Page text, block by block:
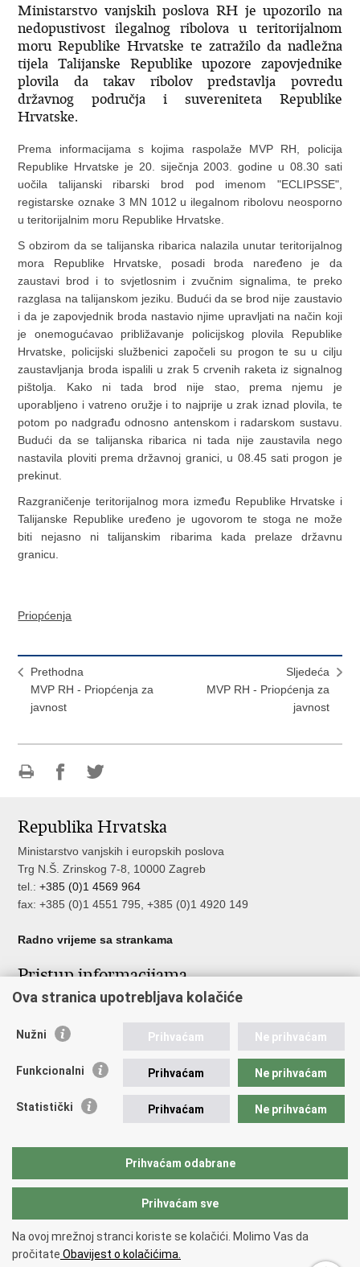
Ministarstvo vanjskih poslova RH je upozorilo na
nedopustivost ilegalnog ribolova u teritorijalnom
moru Republike Hrvatske te zatražilo da nadležna
tijela Talijanske Republike upozore zapovjednike
plovila da takav ribolov predstavlja povredu
državnog područja i suvereniteta Republike
Hrvatske.
Prema informacijama s kojima raspolaže MVP RH, policija
Republike Hrvatske je 20. siječnja 2003. godine u 08.30 sati
uočila talijanski ribarski brod pod imenom "ECLIPSSE",
registarske oznake 3 MN 1012 u ilegalnom ribolovu neosporno
u teritorijalnim moru Republike Hrvatske.
S obzirom da se talijanska ribarica nalazila unutar teritorijalnog
mora Republike Hrvatske, posadi broda naređeno je da
zaustavi brod i to svjetlosnim i zvučnim signalima, te preko
razglasa na talijanskom jeziku. Budući da se brod nije zaustavio
i da je zapovjednik broda nastavio njime upravljati na način koji
je onemogućavao približavanje policijskog plovila Republike
Hrvatske, policijski službenici započeli su progon te su u cilju
zaustavljanja broda ispalili u zrak 5 crvenih raketa iz signalnog
pištolja. Kako ni tada brod nije stao, prema njemu je
uporabljeno i vatreno oružje i to najprije u zrak iznad plovila, te
potom po nadgrađu odnosno antenskom i radarskom sustavu.
Budući da se talijanska ribarica ni tada nije zaustavila nego
nastavila ploviti prema državnoj granici, u 08.45 sati progon je
prekinut.
Razgraničenje teritorijalnog mora između Republike Hrvatske i
Talijanske Republike uređeno je ugovorom te stoga ne može
biti nejasno ni talijanskim ribarima kada prelaze državnu
granicu.
Priopćenja
Prethodna
MVP RH - Priopćenja za
javnost
Sljedeća
MVP RH - Priopćenja za
javnost
Facebooku
Twitteru
Republika Hrvatska
Ministarstvo vanjskih i europskih poslova
Trg N.Š. Zrinskog 7-8, 10000 Zagreb
tel.:+385 (0)1 4569 964
fax: +385 (0)1 4551 795, +385 (0)1 4920 149
Radno vrijeme sa strankama
Pristup informacijama
Pristup informacijama
Nepravilnosti
Javna nabava u MVEP-u
Nadzor rada i unutarnja revizija službe vanjskih poslova
Copyright © 2026 Ministarstvo vanjskih i europskih poslova.
korištenja.Izjava o pristupačnosti.
Ova stranica upotrebljava kolačiće
Nužni Prihvaćam Ne prihvaćam
Funkcionalni Prihvaćam Ne prihvaćam
Statistički Prihvaćam Ne prihvaćam
Prihvaćam odabrane
Prihvaćam sve
Na ovoj mrežnoj stranci koriste se kolačići. Molimo Vas da
pročitate Obavijest o kolačićima.